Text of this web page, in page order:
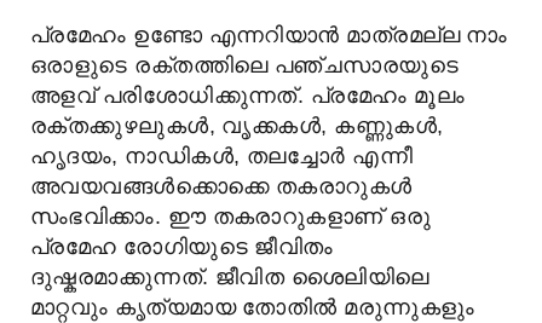
പ്രമേഹം ഉണ്ടോ എന്നറിയാന്‍ മാത്രമല്ല നാം
ഒരാളുടെ രക്തത്തിലെ പഞ്ചസാരയുടെ
അളവ് പരിശോധിക്കുന്നത്. പ്രമേഹം മൂലം
രക്തക്കുഴലുകള്‍, വൃക്കകൾ, കണ്ണുകള്‍,
ഹൃദയം, നാഡികള്‍, തലച്ചോര്‍ എന്നീ
അവയവങ്ങള്‍ക്കൊക്കെ തകരാറുകള്‍
സംഭവിക്കാം. ഈ തകരാറുകളാണ് ഒരു
പ്രമേഹ രോഗിയുടെ ജീവിതം
ദുഷ്കരമാക്കുന്നത്. ജീവിത ശൈലിയിലെ
മാറ്റവും കൃത്യമായ തോതില്‍ മരുന്നുകളും